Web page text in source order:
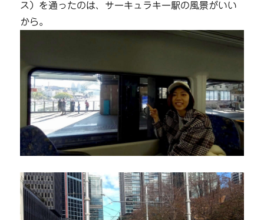
ス）を通ったのは、サーキュラキー駅の風景がいい
から。